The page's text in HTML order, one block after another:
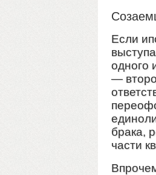
Если
одного
—
брака,
части